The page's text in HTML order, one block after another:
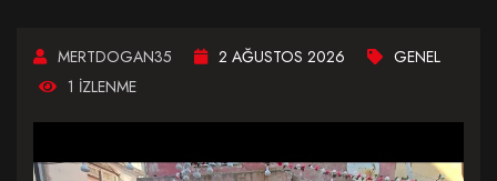
MERTDOGAN35 2 AĞUSTOS 2026
GENEL
1 IZLENME